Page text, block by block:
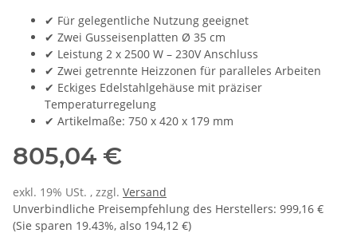
✔ Für gelegentliche Nutzung geeignet
✔ Zwei Gusseisenplatten Ø 35 cm
✔ Leistung 2 x 2500 W – 230V Anschluss
✔ Zwei getrennte Heizzonen für paralleles Arbeiten
✔ Eckiges Edelstahlgehäuse mit präziser
Temperaturregelung
✔ Artikelmaße: 750 x 420 x 179 mm
805,04 €
exkl. 19% USt. , zzgl. Versand
Unverbindliche Preisempfehlung des Herstellers: 999,16 €
(Sie sparen 19.43%, also 194,12 €)